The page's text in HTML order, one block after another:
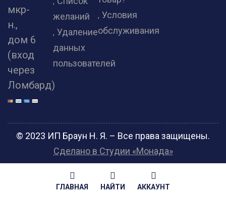
мкр-
н.,
дом 6
(вход
через
Ломбард)
желаний
Удаление
данных
пользователей
Условия
обслуживания
© 2023 ИП Браун Н. Я. – Все права защищены.
Сделано в Студии «Монада»
ГЛАВНАЯ НАЙТИ АККАУНТ